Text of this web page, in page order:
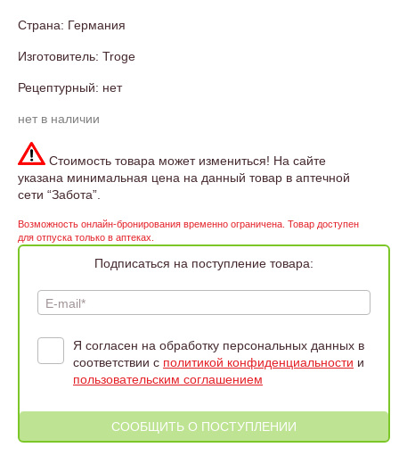
Страна: Германия
Изготовитель: Troge
Рецептурный: нет
нет в наличии
Стоимость товара может измениться! На сайте
указана минимальная цена на данный товар в аптечной
сети “Забота”.
Возможность онлайн-бронирования временно ограничена. Товар доступен
для отпуска только в аптеках.
Подписаться на поступление товара:
E-mail*
Я согласен на обработку персональных данных в
соответствии с политикой конфиденциальности и
пользовательским соглашением